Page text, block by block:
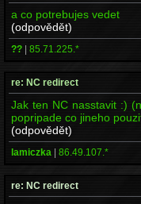
a co potrebujes vedet
(odpovědět)
?? | 85.71.225.*
re: NC redirect
Jak ten NC nasstavit :)
popripade co jineho
(odpovědět)
lamiczka | 86.49.107.*
re: NC redirect